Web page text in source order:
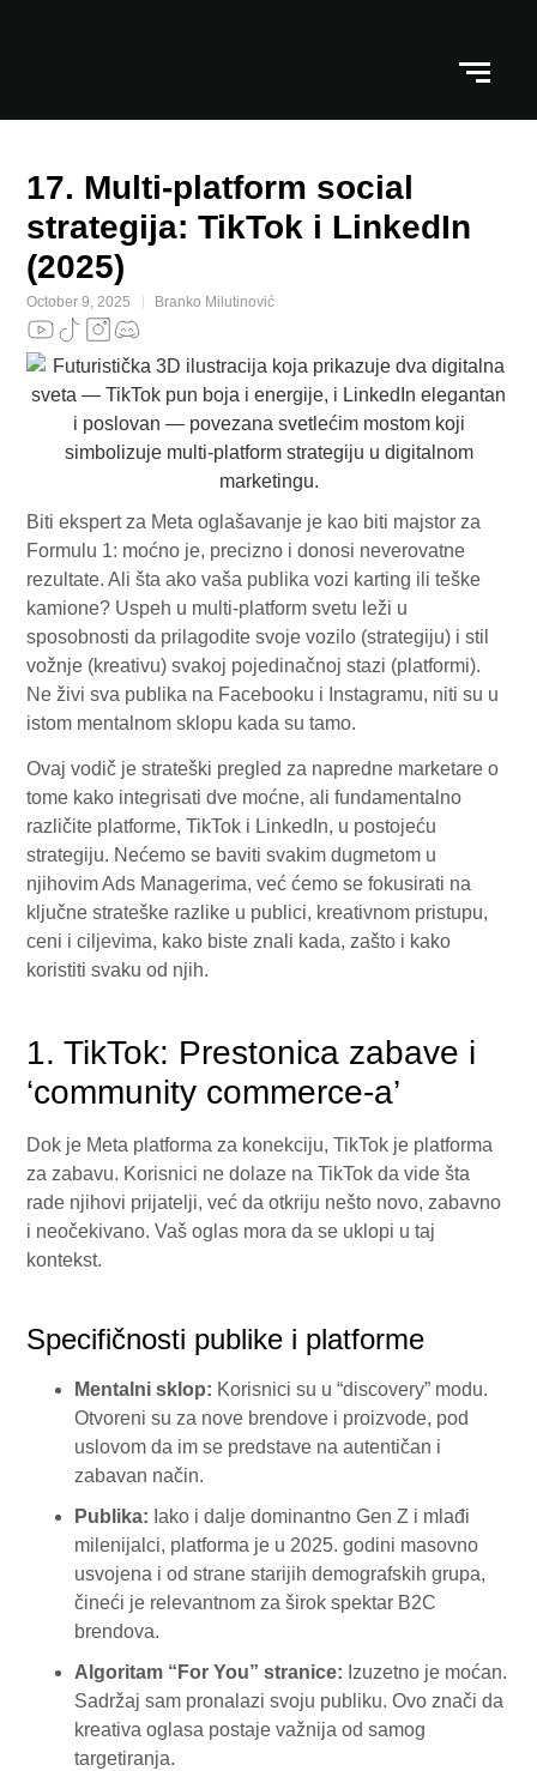
17. Multi-platform social
strategija: TikTok i LinkedIn
(2025)
October 9, 2025 Branko Milutinović
Biti ekspert za Meta oglašavanje je kao biti majstor za
Formulu 1: moćno je, precizno i donosi neverovatne
rezultate. Ali šta ako vaša publika vozi karting ili teške
kamione? Uspeh u multi-platform svetu leži u
sposobnosti da prilagodite svoje vozilo (strategiju) i stil
vožnje (kreativu) svakoj pojedinačnoj stazi (platformi).
Ne živi sva publika na Facebooku i Instagramu, niti su u
istom mentalnom sklopu kada su tamo.
Ovaj vodič je strateški pregled za napredne marketare o
tome kako integrisati dve moćne, ali fundamentalno
različite platforme, TikTok i LinkedIn, u postojeću
strategiju. Nećemo se baviti svakim dugmetom u
njihovim Ads Managerima, već ćemo se fokusirati na
ključne strateške razlike u publici, kreativnom pristupu,
ceni i ciljevima, kako biste znali kada, zašto i kako
koristiti svaku od njih.
1. TikTok: Prestonica zabave i
‘community commerce-a’
Dok je Meta platforma za konekciju, TikTok je platforma
za zabavu. Korisnici ne dolaze na TikTok da vide šta
rade njihovi prijatelji, već da otkriju nešto novo, zabavno
i neočekivano. Vaš oglas mora da se uklopi u taj
kontekst.
Specifičnosti publike i platforme
Mentalni sklop: Korisnici su u “discovery” modu.
Otvoreni su za nove brendove i proizvode, pod
uslovom da im se predstave na autentičan i
zabavan način.
Publika: Iako i dalje dominantno Gen Z i mlađi
milenijalci, platforma je u 2025. godini masovno
usvojena i od strane starijih demografskih grupa,
čineći je relevantnom za širok spektar B2C
brendova.
Algoritam “For You” stranice: Izuzetno je moćan.
Sadržaj sam pronalazi svoju publiku. Ovo znači da
kreativa oglasa postaje važnija od samog
targetiranja.